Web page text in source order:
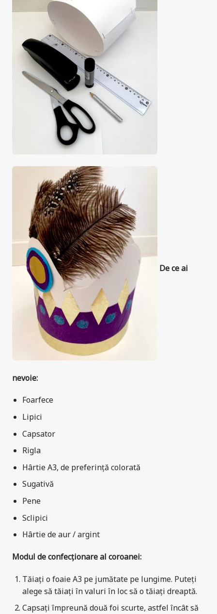
De ce ai
nevoie:
Foarfece
Lipici
Capsator
Rigla
Hârtie A3, de preferință colorată
Sugativă
Pene
Sclipici
Hârtie de aur / argint
Modul de confecționare al coroanei:
Tăiați o foaie A3 pe jumătate pe lungime. Puteți
alege să tăiați în valuri în loc să o tăiați dreaptă.
Capsați împreună două foi scurte, astfel încât să